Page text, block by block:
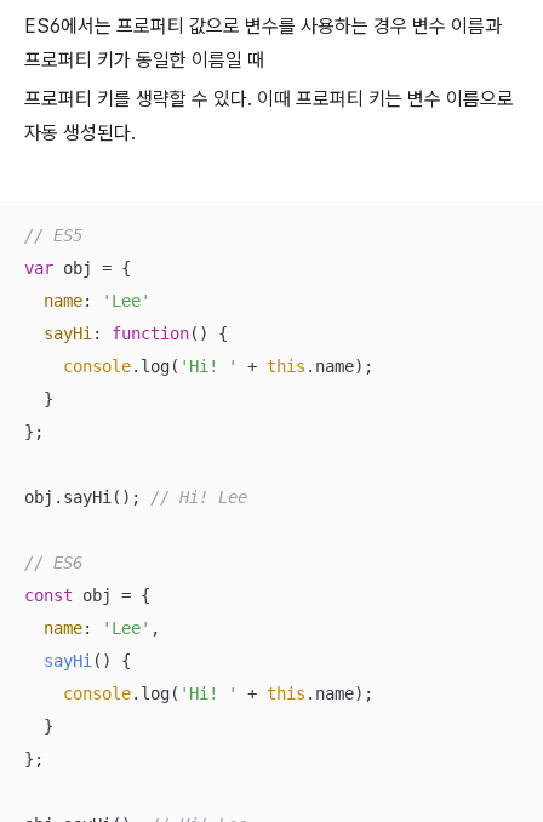
ES6에서는 프로퍼티 값으로 변수를 사용하는 경우 변수 이름과
프로퍼티 키가 동일한 이름일 때
프로퍼티 키를 생략할 수 있다. 이때 프로퍼티 키는 변수 이름으로
자동 생성된다.
// ES5
var obj = {
name:
'Lee'
sayHi : function( ) {
console.log( 'Hi! ' + this .name);
  }
};
obj.sayHi(); // Hi! Lee
// ES6
const obj = {
name: 'Lee' ,
sayHi ( )
{
console.log( 'Hi! ' + this .name);
  }
};